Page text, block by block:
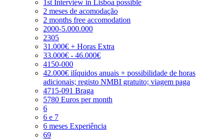
1st Interview in Lisboa possible
2 meses de acomodação
2 months free accomodation
2000-5.000.000
2305
31.000€ + Horas Extra
33.000€ - 46.000€
4150-000
42.000€ ilíquidos anuais + possibilidade de horas
adicionais; registo NMBI gratuito; viagem paga
4715-091 Braga
5780 Euros per month
6
6 e 7
6 meses Experiência
69